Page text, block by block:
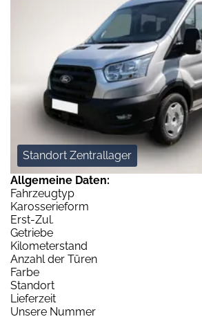
Standort Zentrallager
Allgemeine Daten:
Fahrzeugtyp
Karosserieform
Erst-Zul.
Getriebe
Kilometerstand
Anzahl der Türen
Farbe
Standort
Lieferzeit
Unsere Nummer